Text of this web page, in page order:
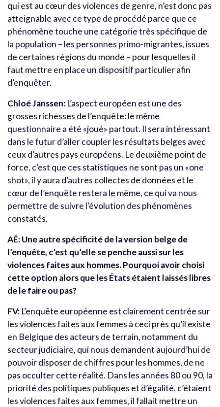
qui est au cœur des violences de genre, n’est donc pas
atteignable avec ce type de procédé parce que ce
phénomène touche une catégorie très spécifique de
la population – les personnes primo-migrantes, issues
de certaines régions du monde – pour lesquelles il
faut mettre en place un dispositif particulier afin
d’enquêter.
Chloé Janssen: L’aspect européen est une des
grosses richesses de l’enquête: le même
questionnaire a été «joué» partout. Il sera intéressant
dans le futur d’aller coupler les résultats belges avec
ceux d’autres pays européens. Le deuxième point de
force, c’est que ces statistiques ne sont pas un «one
shot», il y aura d’autres collectes de données et le
cœur de l’enquête restera le même, ce qui va nous
permettre de suivre l’évolution des phénomènes
constatés.
AÉ: Une autre spécificité de la version belge de
l’enquête, c’est qu’elle se penche aussi sur les
violences faites aux hommes. Pourquoi avoir choisi
cette option alors que les États étaient laissés libres
de le faire ou pas?
FV: L’enquête européenne est clairement centrée sur
les violences faites aux femmes à ceci près qu’il existe
en Belgique des acteurs de terrain, notamment du
secteur judiciaire, qui nous demandent aujourd’hui de
pouvoir disposer de chiffres pour les hommes, de ne
pas occulter cette réalité. Dans les années 80 ou 90, la
priorité des politiques publiques et d’égalité, c’étaient
les violences faites aux femmes, il fallait mettre un